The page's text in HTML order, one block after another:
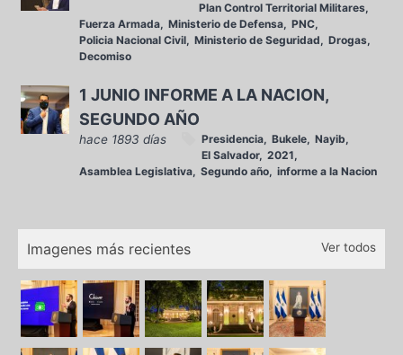
Plan Control Territorial Militares
Fuerza Armada Ministerio de Defensa PNC
Policia Nacional Civil Ministerio de Seguridad
Drogas
Decomiso
1 JUNIO INFORME A LA NACION,
SEGUNDO AÑO
hace 1893 días Presidencia Bukele Nayib
El Salvador 2021
Asamblea Legislativa Segundo año informe a la Nacion
Ver todos
Imagenes más recientes